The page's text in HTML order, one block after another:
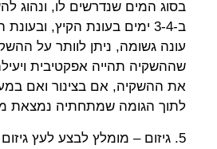
בסוג המים שנדרשים לו, ונהוג
ב-3-4 ימים בעונת הקיץ,
עונה גשומה, ניתן לוותר על
שההשקיה תהייה אפקטיבית ויעילה
את ההשקיה, אם בצינור ואם
לתוך הגומה שמתחתיה נמצאת
5. גיזום – מומלץ לבצע לעץ